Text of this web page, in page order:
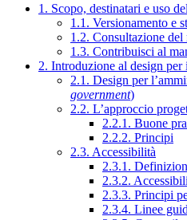
1. Scopo, destinatari e uso
1.1. Versionamento e
1.2. Consultazione del
1.3. Contribuisci al
2. Introduzione al design
2.1. Design per
government)
2.2. L’approccio
2.2.1. Buone
2.2.2. Principi
2.3. Accessibilità
2.3.1.
2.3.2.
2.3.3. Principi
2.3.4. Linee